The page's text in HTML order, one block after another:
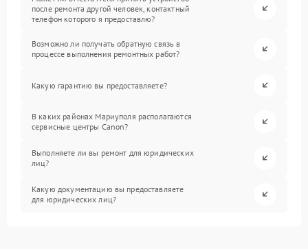
после ремонта другой человек, контактный
телефон которого я предоставлю?
Возможно ли получать обратную связь в
процессе выполнения ремонтных работ?
Какую гарантию вы предоставляете?
В каких районах Мариуполя располагаются
сервисные центры Canon?
Выполняете ли вы ремонт для юридических
лиц?
Какую документацию вы предоставляете
для юридических лиц?